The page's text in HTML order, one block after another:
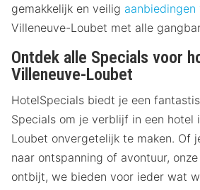
gemakkelijk en veilig
Villeneuve-Loubet met alle
Ontdek alle Specials voor
Villeneuve-Loubet
HotelSpecials biedt je een
Specials om je verblijf in een hotel
Loubet onvergetelijk te maken. Of
naar ontspanning of avontuur,
ontbijt, we bieden voor ieder wat